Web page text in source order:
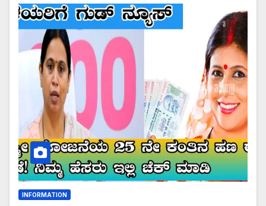
INFORMATION